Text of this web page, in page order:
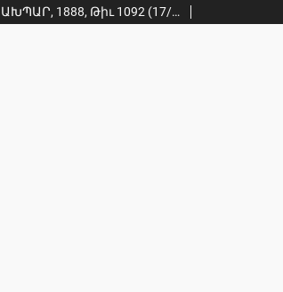
ՄԷՃՄՈՒԱՅԸ ԱԽՊԱՐ, 1888, Թիւ 1092 (17/29 Մայիս)